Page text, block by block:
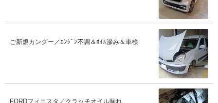
ご新規カングー／ｴﾝｼﾞﾝ不調＆ｵｲﾙ滲み＆車検
FORDフィエスタ／クラッチオイル漏れ